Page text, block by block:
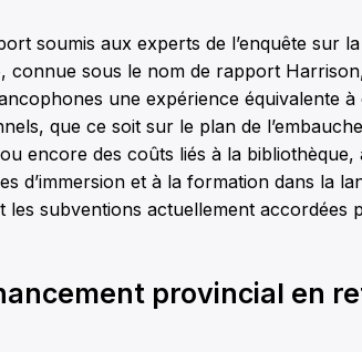
soumis aux experts de l’enquête sur
connue sous le nom de rapport
une expérience équivalente
que ce soit sur le plan de
encore des coûts liés à la bibliothèque,
d’immersion et à la formation dans la
les subventions actuellement accordées
provincial en